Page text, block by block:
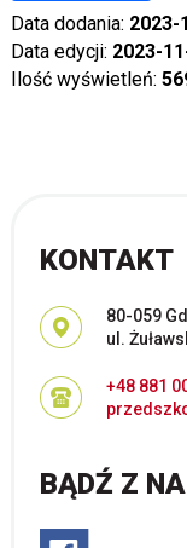
Data dodania: 2023-
Data edycji: 2023-
Ilość wyświetleń:
KONTAKT
Adres
80-059
ul.
+48 881
BĄDŹ Z